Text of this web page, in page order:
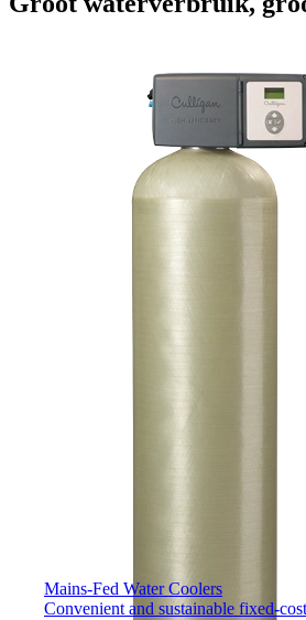
Mains-Fed Water Coolers​
Convenient and sustainable fixed-